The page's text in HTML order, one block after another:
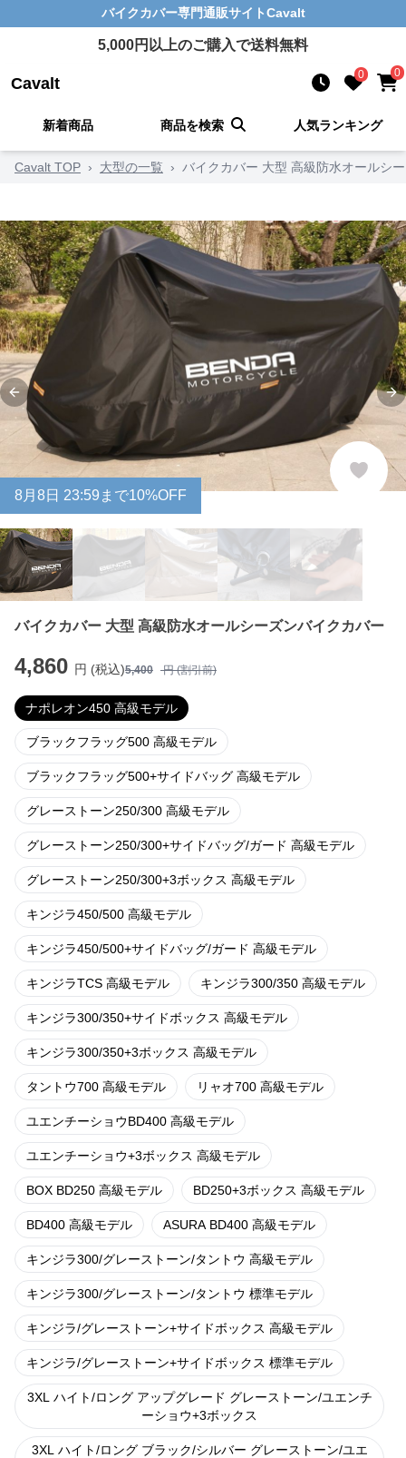
バイクカバー専門通販サイトCavalt
5,000円以上のご購入で送料無料
Cavalt 0 0
新着商品 商品を検索 人気ランキング
Cavalt TOP › 大型の一覧 › バイクカバー 大型 高級防水オールシ
Previous slide
8月 8日 23:59まで10%OFF
バイクカバー 大型 高級防水オールシーズンバイクカバー
4,860 円 (税込)5,400 円 (割引前)
ナポレオン450 高級モデル
ブラックフラッグ500 高級モデル
ブラックフラッグ500+サイドバッグ 高級モデル
グレーストーン250/300 高級モデル
グレーストーン250/300+サイドバッグ/ガード 高級モデル
グレーストーン250/300+3ボックス 高級モデル
キンジラ450/500 高級モデル
キンジラ450/500+サイドバッグ/ガード 高級モデル
キンジラTCS 高級モデル キンジラ300/350 高級モデル
キンジラ300/350+サイドボックス 高級モデル
キンジラ300/350+3ボックス 高級モデル
タントウ700 高級モデル リャオ700 高級モデル
ユエンチーショウBD400 高級モデル
ユエンチーショウ+3ボックス 高級モデル
BOX BD250 高級モデル BD250+3ボックス 高級モデル
BD400 高級モデル ASURA BD400 高級モデル
キンジラ300/グレーストーン/タントウ 高級モデル
キンジラ300/グレーストーン/タントウ 標準モデル
キンジラ/グレーストーン+サイドボックス 高級モデル
キンジラ/グレーストーン+サイドボックス 標準モデル
3XL ハイト/ロング アップグレード グレーストーン/ユエンチ
ーショウ+3ボックス
3XL ハイト/ロング ブラック/シルバー グレーストーン/ユエ